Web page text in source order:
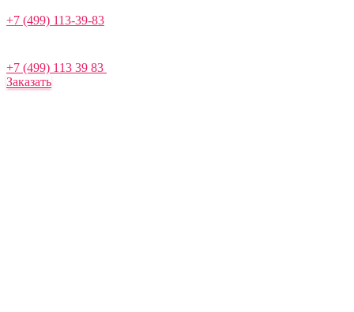
+7 (499) 113-39-83
+7 (499) 113 39 83
Заказать